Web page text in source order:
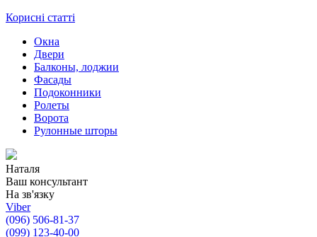
Корисні статті
Окна
Двери
Балконы, лоджии
Фасады
Подоконники
Ролеты
Ворота
Рулонные шторы
Наталя
Ваш консультант
На зв'язку
Viber
(096) 506-81-37
(099) 123-40-00